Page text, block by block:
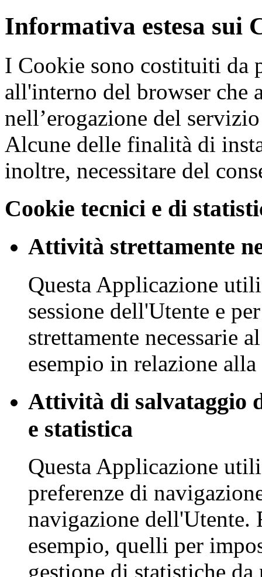
Informativa estesa sui
I Cookie sono costituiti da
all'interno del browser che
nell’erogazione del
Alcune delle finalità di
inoltre, necessitare del
Cookie tecnici e di
Attività strettamente
Questa Applicazione
sessione dell'Utente e
strettamente necessarie
esempio in relazione
Attività di salvataggio
e statistica
Questa Applicazione
preferenze di
navigazione dell'Utente.
esempio, quelli per
gestione di statistiche